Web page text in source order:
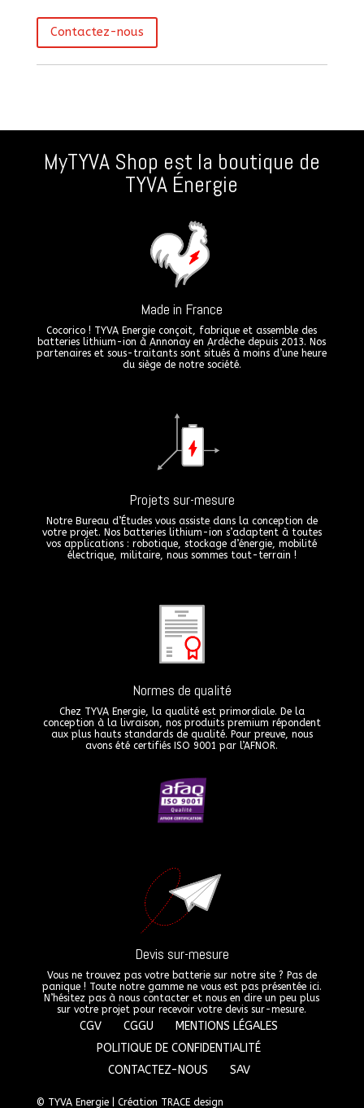
Contactez-nous
MyTYVA Shop est la boutique de
TYVA Énergie
Made in France
Cocorico ! TYVA Energie conçoit, fabrique et assemble des
batteries lithium-ion à Annonay en Ardèche depuis 2013. Nos
partenaires et sous-traitants sont situés à moins d’une heure
du siège de notre société.
Projets sur-mesure
Notre Bureau d’Études vous assiste dans la conception de
votre projet. Nos batteries lithium-ion s’adaptent à toutes
vos applications : robotique, stockage d’énergie, mobilité
électrique, militaire, nous sommes tout-terrain !
Normes de qualité
Chez TYVA Energie, la qualité est primordiale. De la
conception à la livraison, nos produits premium répondent
aux plus hauts standards de qualité. Pour preuve, nous
avons été certifiés ISO 9001 par l’AFNOR.
Devis sur-mesure
Vous ne trouvez pas votre batterie sur notre site ? Pas de
panique ! Toute notre gamme ne vous est pas présentée ici.
N’hésitez pas à nous contacter et nous en dire un peu plus
sur votre projet pour recevoir votre devis sur-mesure.
CGV CGGU
MENTIONS LÉGALES
POLITIQUE DE CONFIDENTIALITÉ
CONTACTEZ-NOUS
SAV
© TYVA Energie | Création TRACE design